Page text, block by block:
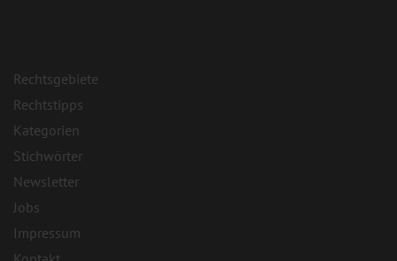
Rechtsgebiete
Rechtstipps
Kategorien
Stichwörter
Newsletter
Jobs
Impressum